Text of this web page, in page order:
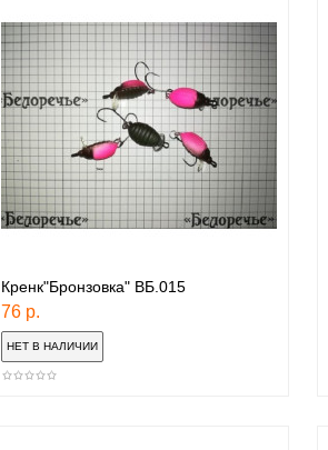
Кренк"Бронзовка" ВБ.015
76 р.